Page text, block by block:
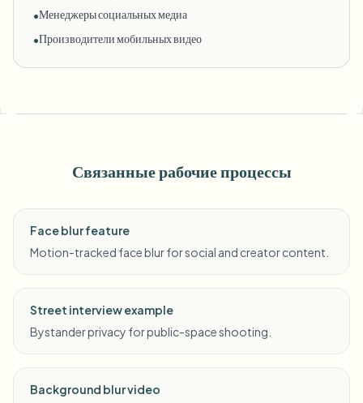
•Менеджеры социальных медиа
•Производители мобильных видео
Связанные рабочие процессы
Face blur feature
Motion-tracked face blur for social and creator content.
Street interview example
Bystander privacy for public-space shooting.
Background blur video